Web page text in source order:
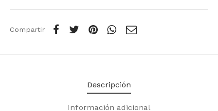
Compartir
Descripción
Información adicional